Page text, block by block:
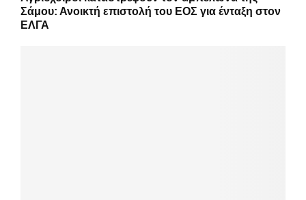
Σάμου: Ανοικτή επιστολή του ΕΟΣ για ένταξη στον
ΕΛΓΑ